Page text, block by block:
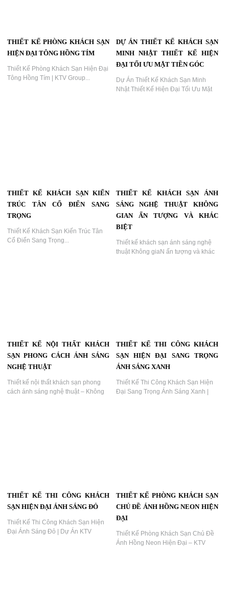
THIẾT KẾ PHÒNG KHÁCH SẠN
HIỆN ĐẠI TÔNG HỒNG TÍM
Thiết Kế Phòng Khách Sạn Hiện Đại
Tông Hồng Tím | KTV Group...
DỰ ÁN THIẾT KẾ KHÁCH SẠN
MINH NHẬT THIẾT KẾ HIỆN
ĐẠI TỐI ƯU MẶT TIỀN GÓC
Dự Án Thiết Kế Khách Sạn Minh
Nhật Thiết Kế Hiện Đại Tối Ưu Mặt
THIẾT KẾ KHÁCH SẠN KIẾN
TRÚC TÂN CỔ ĐIỂN SANG
TRỌNG
Thiết Kế Khách Sạn Kiến Trúc Tân
Cổ Điển Sang Trọng...
THIẾT KẾ KHÁCH SẠN ÁNH
SÁNG NGHỆ THUẬT KHÔNG
GIAN ẤN TƯỢNG VÀ KHÁC
BIỆT
Thiết kế khách sạn ánh sáng nghệ
thuật Không giaN ấn tượng và khác
THIẾT KẾ NỘI THẤT KHÁCH
SẠN PHONG CÁCH ÁNH SÁNG
NGHỆ THUẬT
Thiết kế nội thất khách sạn phong
cách ánh sáng nghệ thuật – Không
THIẾT KẾ THI CÔNG KHÁCH
SẠN HIỆN ĐẠI SANG TRỌNG
ÁNH SÁNG XANH
Thiết Kế Thi Công Khách Sạn Hiện
Đại Sang Trọng Ánh Sáng Xanh |
THIẾT KẾ THI CÔNG KHÁCH
SẠN HIỆN ĐẠI ÁNH SÁNG ĐỎ
Thiết Kế Thi Công Khách Sạn Hiện
Đại Ánh Sáng Đỏ | Dự Án KTV
THIẾT KẾ PHÒNG KHÁCH SẠN
CHỦ ĐỀ ÁNH HỒNG NEON HIỆN
ĐẠI
Thiết Kế Phòng Khách Sạn Chủ Đề
Ánh Hồng Neon Hiện Đại – KTV